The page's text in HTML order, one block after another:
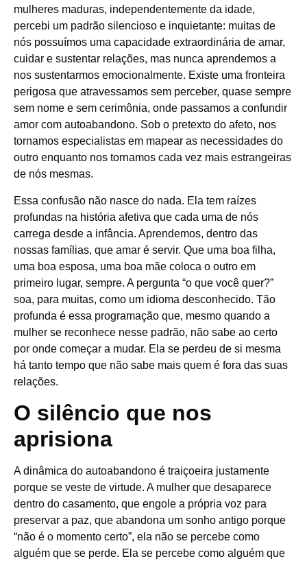
mulheres maduras, independentemente da idade,
percebi um padrão silencioso e inquietante: muitas de
nós possuímos uma capacidade extraordinária de amar,
cuidar e sustentar relações, mas nunca aprendemos a
nos sustentarmos emocionalmente. Existe uma fronteira
perigosa que atravessamos sem perceber, quase sempre
sem nome e sem cerimônia, onde passamos a confundir
amor com autoabandono. Sob o pretexto do afeto, nos
tornamos especialistas em mapear as necessidades do
outro enquanto nos tornamos cada vez mais estrangeiras
de nós mesmas.
Essa confusão não nasce do nada. Ela tem raízes
profundas na história afetiva que cada uma de nós
carrega desde a infância. Aprendemos, dentro das
nossas famílias, que amar é servir. Que uma boa filha,
uma boa esposa, uma boa mãe coloca o outro em
primeiro lugar, sempre. A pergunta “o que você quer?”
soa, para muitas, como um idioma desconhecido. Tão
profunda é essa programação que, mesmo quando a
mulher se reconhece nesse padrão, não sabe ao certo
por onde começar a mudar. Ela se perdeu de si mesma
há tanto tempo que não sabe mais quem é fora das suas
relações.
O silêncio que nos
aprisiona
A dinâmica do autoabandono é traiçoeira justamente
porque se veste de virtude. A mulher que desaparece
dentro do casamento, que engole a própria voz para
preservar a paz, que abandona um sonho antigo porque
“não é o momento certo”, ela não se percebe como
alguém que se perde. Ela se percebe como alguém que